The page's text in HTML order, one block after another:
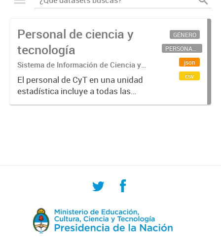
Personal de ciencia y
tecnología
Sistema de Información de Ciencia y
Tecnología Argentino (SICYTAR)
El personal de CyT en una unidad
estadística incluye a todas las
personas involucradas
GÉNERO
PERSONAL CIENTÍFICO-TECNOLÓGICO
json
csv